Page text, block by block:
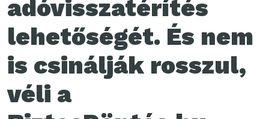
adóvisszatérítés
lehetőségét. És nem
is csinálják rosszul,
véli a